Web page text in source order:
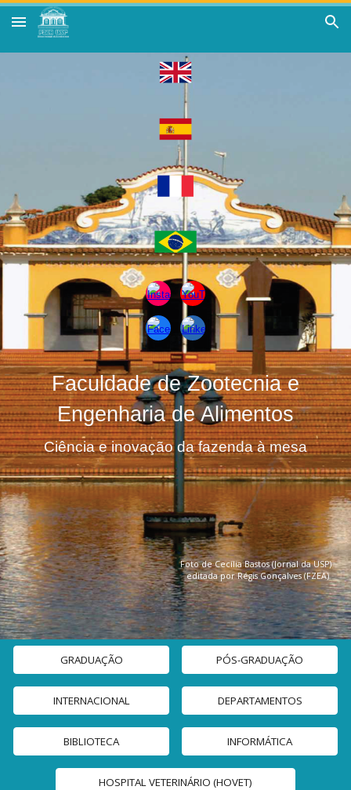
Skip to main content Skip to navigation
Faculdade de Zootecnia e
Engenharia de Alimentos
Ciência e inovação da fazenda à mesa
Foto de Cecília Bastos (Jornal da USP)
editada por Régis Gonçalves (FZEA)
GRADUAÇÃO PÓS-GRADUAÇÃO
INTERNACIONAL DEPARTAMENTOS
BIBLIOTECA INFORMÁTICA
HOSPITAL VETERINÁRIO (HOVET)